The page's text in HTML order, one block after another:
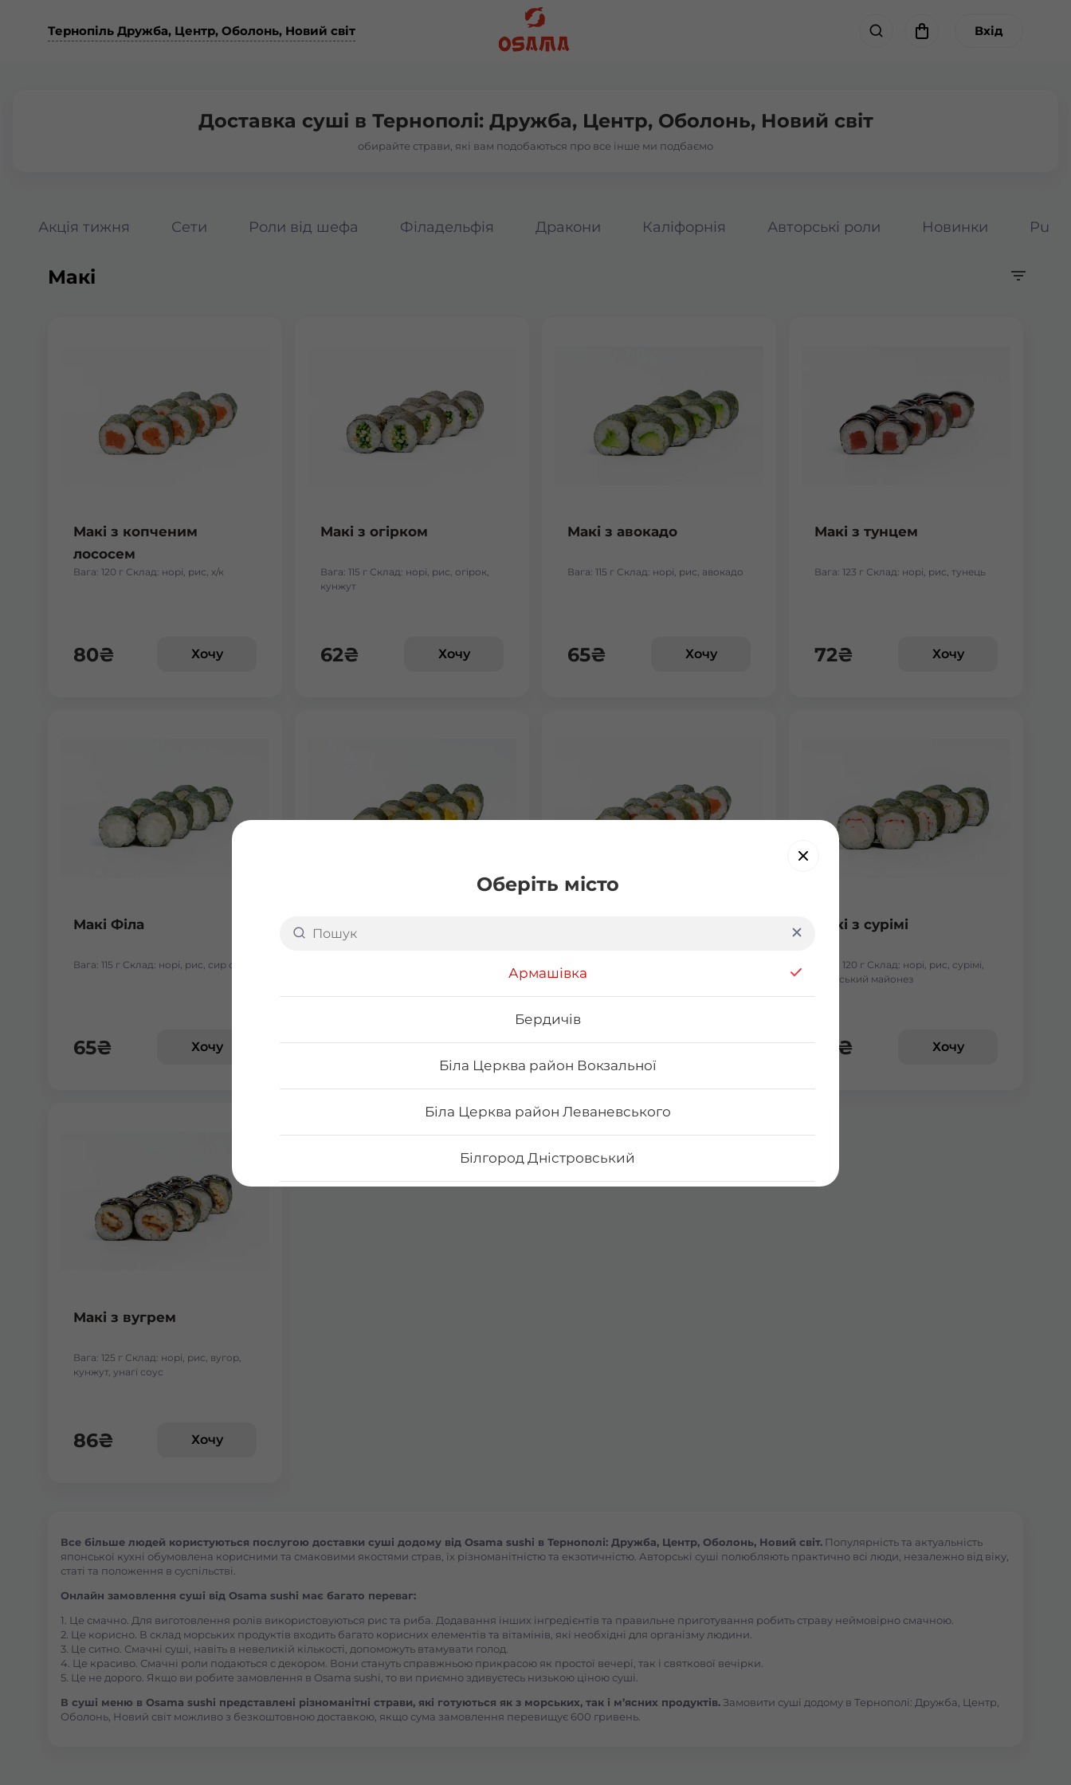
Оберіть місто
Армашівка
Бердичів
Біла Церква район Вокзальної
Біла Церква район Леваневського
Білгород Дністровський
Васильків Центр Соборна
Вишгород
Вишневе
Тернопіль Дружба, Центр, Оболонь, Новий світ Вхід
Доставка суші в Тернополі: Дружба, Центр, Оболонь, Новий світ
обирайте страви, які вам подобаються про все інше ми подбаємо
Акція тижня Сети Роли від шефа Філадельфія Дракони Каліфорнія Авторські роли Новинки
Макі
Макі з копченим
лососем
Вага: 120 г Склад: норі, рис, х/к
80₴ Хочу
Макі з огірком
Вага: 115 г Склад: норі, рис, огірок,
кунжут
62₴ Хочу
Макі з авокадо
Вага: 115 г Склад: норі, рис, авокадо
65₴ Хочу
Макі з тунцем
Вага: 123 г Склад: норі, рис, тунець
72₴ Хочу
Макі Філа
Вага: 115 г Склад: норі, рис, сир філа
65₴ Хочу
Макі з манго
67₴ Хочу
філе
76₴ Хочу
Макі з сурімі
Вага: 120 г Склад: норі, рис, сурімі,
японський майонез
65 ₴ Хочу
Макі з вугрем
Вага: 125 г Склад: норі, рис, вугор,
кунжут, унагі соус
86₴ Хочу
Все більше людей користуються послугою доставки суші додому від Osama sushi в Тернополі: Дружба, Центр, Оболонь, Новий світ. Популярність та актуальність
японської кухні обумовлена корисними та смаковими якостями страв, їх різноманітністю та екзотичністю. Авторські суші полюбляють практично всі люди, незалежно від віку,
статі та положення в суспільстві.
Онлайн замовлення суші від Osama sushi має багато переваг:
1. Це смачно. Для виготовлення ролів використовуються рис та риба. Додавання інших інгредієнтів та правильне приготування робить страву неймовірно смачною.
2. Це корисно. В склад морських продуктів входить багато корисних елементів та вітамінів, які необхідні для організму людини.
3. Це ситно. Смачні суші, навіть в невеликій кількості, допоможуть втамувати голод.
4. Це красиво. Смачні роли подаються с декором. Вони стануть справжньою прикрасою як простої вечері, так і святкової вечірки.
5. Це не дорого. Якщо ви робите замовлення в Osama sushi, то ви приємно здивуєтесь низькою ціною суші.
В суші меню в Osama sushi представлені різноманітні страви, які готуються як з морських, так і м’ясних продуктів. Замовити суші додому в Тернополі: Дружба, Центр,
Оболонь, Новий світ можливо з безкоштовною доставкою, якщо сума замовлення перевищує 600 гривень.